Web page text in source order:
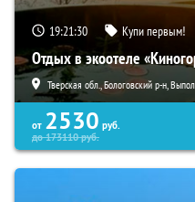
19:21:28 Купи первым!
Отдых в экоотеле
Тверская обл., Бологовский р-н,
от 2530 руб.
до173110руб.